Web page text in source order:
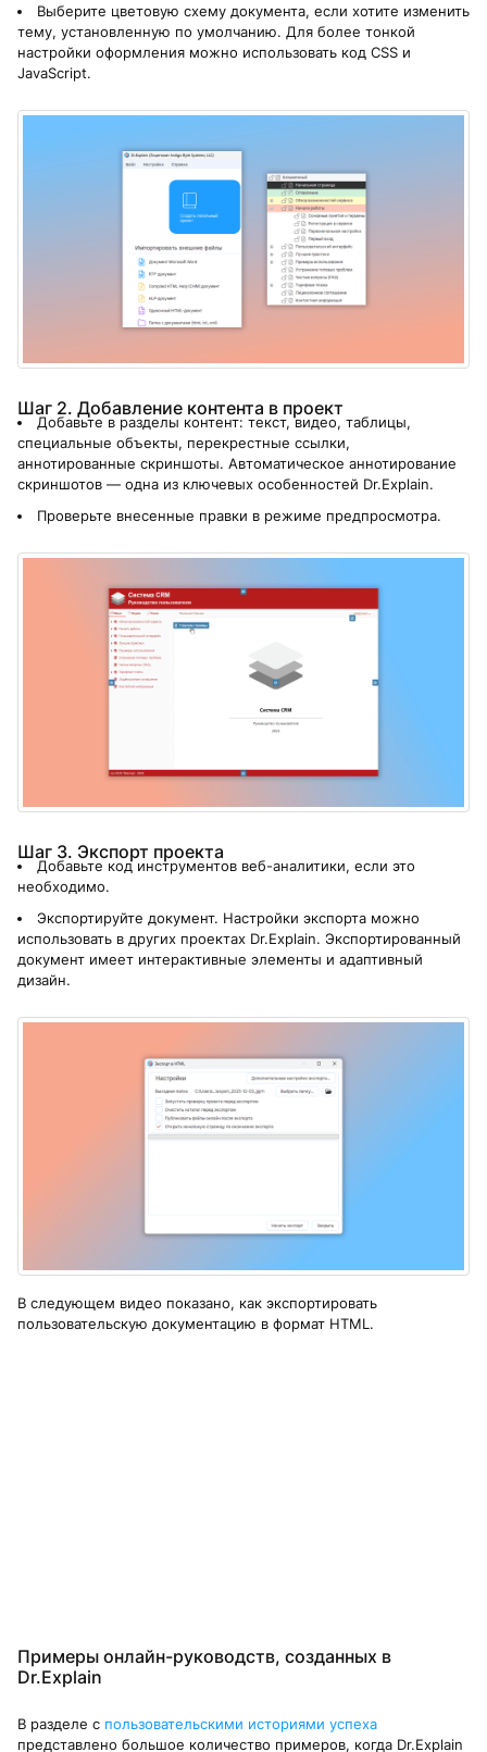
Выберите цветовую схему документа, если хотите изменить
тему, установленную по умолчанию. Для более тонкой
настройки оформления можно использовать код CSS и
JavaScript.
Шаг 2. Добавление контента в проект
Добавьте в разделы контент: текст, видео, таблицы,
специальные объекты, перекрестные ссылки,
аннотированные скриншоты. Автоматическое аннотирование
скриншотов — одна из ключевых особенностей Dr.Explain.
Проверьте внесенные правки в режиме предпросмотра.
Шаг 3. Экспорт проекта
Добавьте код инструментов веб-аналитики, если это
необходимо.
Экспортируйте документ. Настройки экспорта можно
использовать в других проектах Dr.Explain. Экспортированный
документ имеет интерактивные элементы и адаптивный
дизайн.
В следующем видео показано, как экспортировать
пользовательскую документацию в формат HTML.
Примеры онлайн-руководств, созданных в
Dr.Explain
В разделе с пользовательскими историями успеха
представлено большое количество примеров, когда Dr.Explain